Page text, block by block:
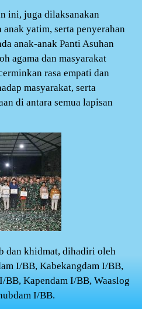
ini, juga dilaksanakan
yatim, serta penyerahan
anak-anak Panti Asuhan
agama dan masyarakat
rasa empati dan
masyarakat, serta
di antara semua lapisan
dan khidmat, dihadiri oleh
I/BB, Kabekangdam I/BB,
Kapendam I/BB, Waaslog
I/BB.